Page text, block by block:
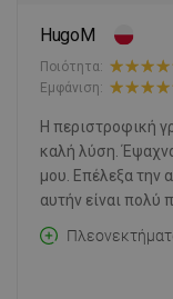
HugoM
Ποιότητα:
Εμφάνιση:
Η περιστροφική
καλή λύση.
μου. Επέλεξα την
αυτήν είναι πολύ